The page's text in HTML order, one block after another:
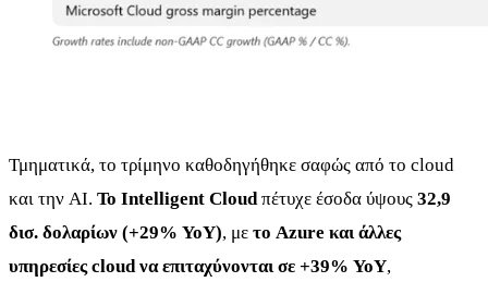
Τμηματικά, το τρίμηνο καθοδηγήθηκε σαφώς από το cloud
και την AI. Το Intelligent Cloudπέτυχε έσοδα ύψους 32,9
δισ. δολαρίων (+29% YoY), με το Azure και άλλες
υπηρεσίες cloud να επιταχύνονται σε +39% YoY,